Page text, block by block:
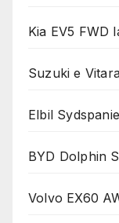
Kia EV5 FWD
Suzuki e
Elbil
BYD Dolphin
Volvo EX60